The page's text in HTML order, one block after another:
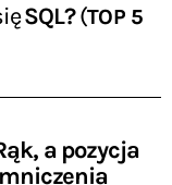
SQL?(TOP 5
a pozycja